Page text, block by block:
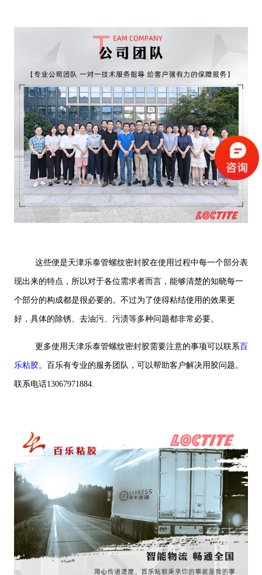
这些便是天津乐泰管螺纹密封胶在使用过程中每一个部分表
现出来的特点，所以对于各位需求者而言，能够清楚的知晓每一
个部分的构成都是很必要的。不过为了使得粘结使用的效果更
好，具体的除锈、去油污、污渍等多种问题都非常必要。
更多使用天津乐泰管螺纹密封胶需要注意的事项可以联系百
乐粘胶。百乐有专业的服务团队，可以帮助客户解决用胶问题。
联系电话13067971884.